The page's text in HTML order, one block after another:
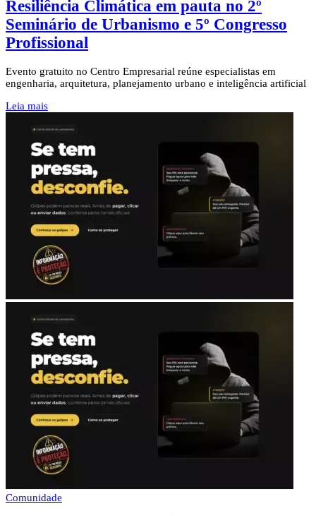
Resiliência Climática em pauta no 2º
Seminário de Urbanismo e 5º Congresso
Profissional
Evento gratuito no Centro Empresarial reúne especialistas em
engenharia, arquitetura, planejamento urbano e inteligência artificial
Leia mais
Comunidade